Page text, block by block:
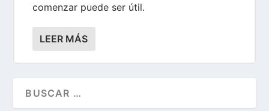
comenzar puede ser útil.
LEER MÁS